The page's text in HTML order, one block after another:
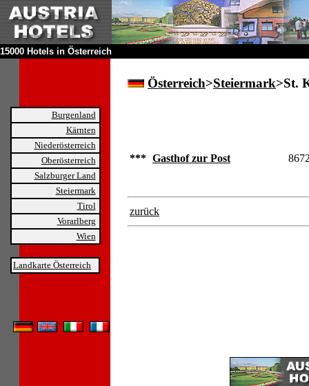
15000 Hotels in Österreich
Burgenland
Kärnten
Niederösterreich
Oberösterreich
Salzburger Land
Steiermark
Tirol
Vorarlberg
Wien
Landkarte Österreich
Österreich>Steiermark>St.
*** Gasthof zur Post
zurück